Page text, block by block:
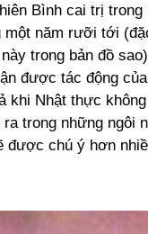
Bình cai trị
một năm rưỡi tới
trong bản đồ
được tác động
khi Nhật thực
ra trong những ngôi
được chú ý hơn